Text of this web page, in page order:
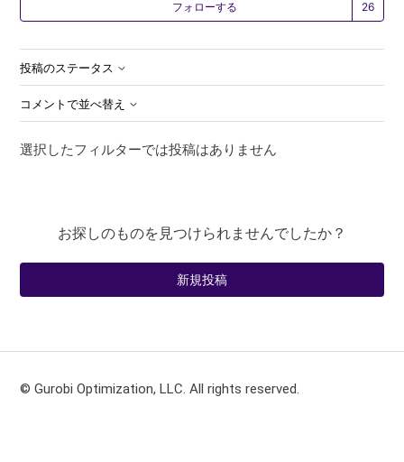
フォローする
投稿のステータス
コメントで並べ替え
選択したフィルターでは投稿はありません
お探しのものを見つけられませんでしたか？
新規投稿
© Gurobi Optimization, LLC. All rights reserved.